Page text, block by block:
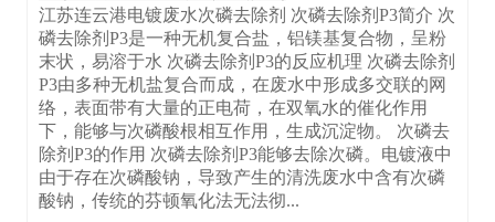
江苏连云港电镀废水次磷去除剂 次磷去除剂P3简介 次
磷去除剂P3是一种无机复合盐，铝镁基复合物，呈粉
末状，易溶于水 次磷去除剂P3的反应机理 次磷去除剂
P3由多种无机盐复合而成，在废水中形成多交联的网
络，表面带有大量的正电荷，在双氧水的催化作用
下，能够与次磷酸根相互作用，生成沉淀物。 次磷去
除剂P3的作用 次磷去除剂P3能够去除次磷。电镀液中
由于存在次磷酸钠，导致产生的清洗废水中含有次磷
酸钠，传统的芬顿氧化法无法彻...